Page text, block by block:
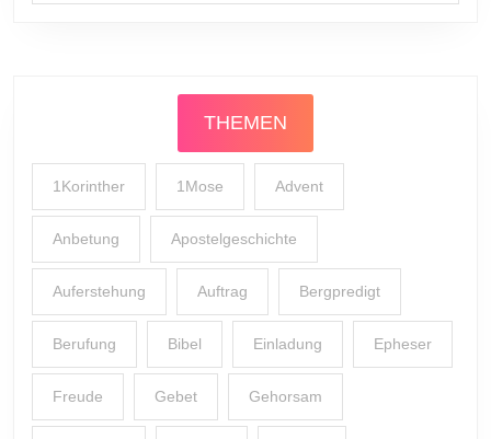
THEMEN
1Korinther 1Mose Advent
Anbetung Apostelgeschichte
Auferstehung Auftrag Bergpredigt
Berufung Bibel Einladung Epheser
Freude Gebet Gehorsam